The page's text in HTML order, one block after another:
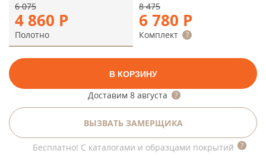
4 860 Р
6 075
Полотно
6 780 Р
8 475
Комплект
В КОРЗИНУ
Доставим 8 августа
ВЫЗВАТЬ ЗАМЕРЩИКА
Бесплатно! С каталогами и образцами покрытий